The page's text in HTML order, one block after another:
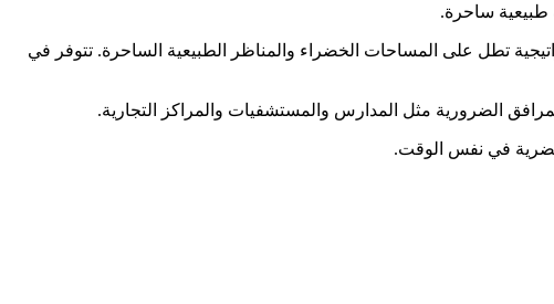
طبيعية ساحرة.
تطل على المساحات الخضراء والمناظر الطبيعية الساحرة. تتوفر في
الضرورية مثل المدارس والمستشفيات والمراكز التجارية.
في نفس الوقت.